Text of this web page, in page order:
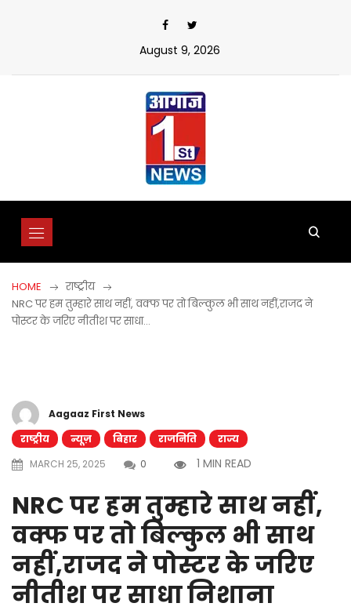
August 9, 2026
HOME
राष्ट्रीय
NRC पर हम तुम्हारे साथ नहीं, वक्फ पर तो बिल्कुल भी साथ नहीं,राजद ने
पोस्टर के जरिए नीतीश पर साधा…
Aagaaz First News
राष्ट्रीय
न्यूज़ बिहार राजनिति
राज्य
MARCH 25, 2025
0 1 MIN READ
NRC पर हम तुम्हारे साथ नहीं,
वक्फ पर तो बिल्कुल भी साथ
नहीं,राजद ने पोस्टर के जरिए
नीतीश पर साधा निशाना